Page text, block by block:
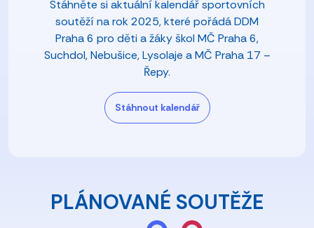
Stáhněte si aktuální kalendář sportovních
soutěží na rok 2025, které pořádá DDM
Praha 6 pro děti a žáky škol MČ Praha 6,
Suchdol, Nebušice, Lysolaje a MČ Praha 17 –
Řepy.
Stáhnout kalendář
PLÁNOVANÉ SOUTĚŽE